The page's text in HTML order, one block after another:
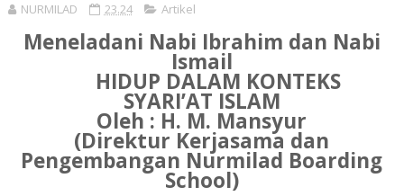
NURMILAD 23.24 Artikel
Meneladani Nabi Ibrahim dan Nabi
Ismail
HIDUP DALAM KONTEKS
SYARI’AT ISLAM
Oleh : H. M. Mansyur
(Direktur Kerjasama dan
Pengembangan Nurmilad Boarding
School)